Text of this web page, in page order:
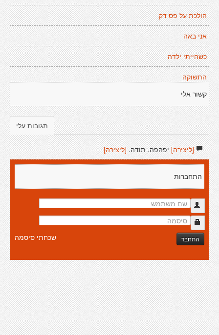
הולכת על פס דק
אני באה
כשהייתי ילדה
התשוקה
קשור אלי
תגובות עלי
[ליצירה]יפהפה. תודה. [ליצירה]
התחברות
התחבר שכחתי סיסמה